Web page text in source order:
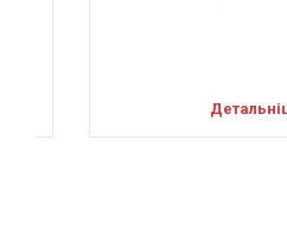
Детальніше